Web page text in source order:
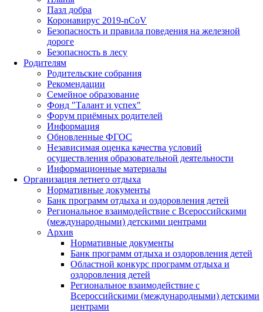
Пазл добра
Коронавирус 2019-nCoV
Безопасность и правила поведения на железной
дороге
Безопасность в лесу
Родителям
Родительские собрания
Рекомендации
Семейное образование
Фонд "Талант и успех"
Форум приёмных родителей
Информация
Обновленные ФГОС
Независимая оценка качества условий
осуществления образовательной деятельности
Информационные материалы
Организация летнего отдыха
Нормативные документы
Банк программ отдыха и оздоровления детей
Региональное взаимодействие с Всероссийскими
(международными) детскими центрами
Архив
Нормативные документы
Банк программ отдыха и оздоровления детей
Областной конкурс программ отдыха и
оздоровления детей
Региональное взаимодействие с
Всероссийскими (международными) детскими
центрами